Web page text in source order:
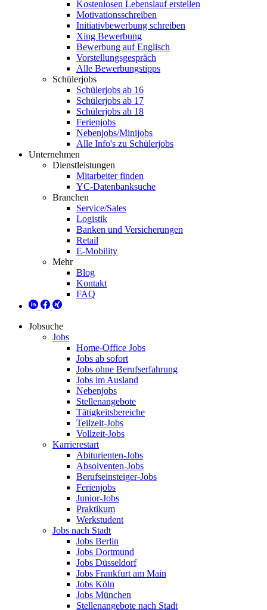
Kostenlosen Lebenslauf erstellen
Motivationsschreiben
Initiativbewerbung schreiben
Xing Bewerbung
Bewerbung auf Englisch
Vorstellungsgespräch
Alle Bewerbungstipps
Schülerjobs
Schülerjobs ab 16
Schülerjobs ab 17
Schülerjobs ab 18
Ferienjobs
Nebenjobs/Minijobs
Alle Info's zu Schülerjobs
Unternehmen
Dienstleistungen
Mitarbeiter finden
YC-Datenbanksuche
Branchen
Service/Sales
Logistik
Banken und Versicherungen
Retail
E-Mobility
Mehr
Blog
Kontakt
FAQ
Jobsuche
Jobs
Home-Office Jobs
Jobs ab sofort
Jobs ohne Berufserfahrung
Jobs im Ausland
Nebenjobs
Stellenangebote
Tätigkeitsbereiche
Teilzeit-Jobs
Vollzeit-Jobs
Karrierestart
Abiturienten-Jobs
Absolventen-Jobs
Berufseinsteiger-Jobs
Ferienjobs
Junior-Jobs
Praktikum
Werkstudent
Jobs nach Stadt
Jobs Berlin
Jobs Dortmund
Jobs Düsseldorf
Jobs Frankfurt am Main
Jobs Köln
Jobs München
Stellenangebote nach Stadt